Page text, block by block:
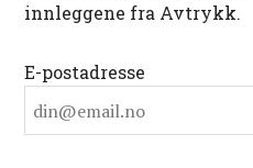
innleggene fra Avtrykk.
E-postadresse